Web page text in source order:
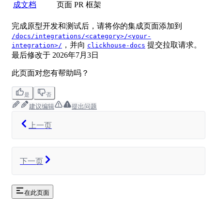
成文档
页面 PR 框架
完成原型开发和测试后，请将你的集成页面添加到
/docs/integrations/<category>/<your-
integration>/ ，并向 clickhouse-docs 提交拉取请求。
最后修改于 2026年7月3日
此页面对您有帮助吗？
是 否
建议编辑 提出问题
上一页
下一页
在此页面